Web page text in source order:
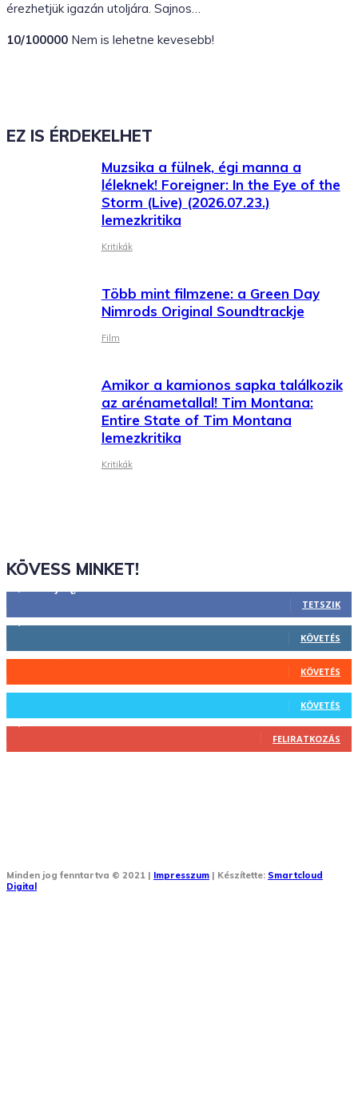
érezhetjük igazán utoljára. Sajnos…
10/100000 Nem is lehetne kevesebb!
EZ IS ÉRDEKELHET
Muzsika a fülnek, égi manna a
léleknek! Foreigner: In the Eye of the
Storm (Live) (2026.07.23.)
lemezkritika
Kritikák
Több mint filmzene: a Green Day
Nimrods Original Soundtrackje
Film
Amikor a kamionos sapka találkozik
az arénametallal! Tim Montana:
Entire State of Tim Montana
lemezkritika
Kritikák
KÖVESS MINKET!
TETSZIK
KÖVETÉS
KÖVETÉS
KÖVETÉS
FELIRATKOZÁS
Minden jog fenntartva © 2021 | Impresszum | Készítette: Smartcloud
Digital